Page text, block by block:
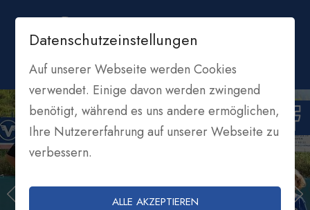
Datenschutzeinstellungen
Auf unserer Webseite werden Cookies
verwendet. Einige davon werden zwingend
benötigt, während es uns andere ermöglichen,
Ihre Nutzererfahrung auf unserer Webseite zu
verbessern.
ALLE AKZEPTIEREN